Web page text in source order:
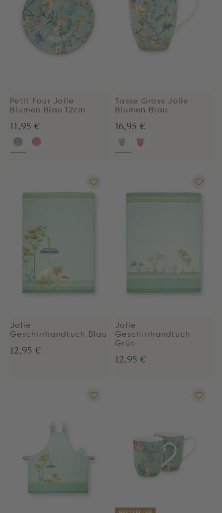
Petit Four Jolie
Blumen Blau 12cm
11,95 €
Tasse Gross Jolie
Blumen Blau
16,95 €
Jolie
Geschirrhandtuch Blau
12,95 €
Jolie
Geschirrhandtuch
Grün
12,95 €